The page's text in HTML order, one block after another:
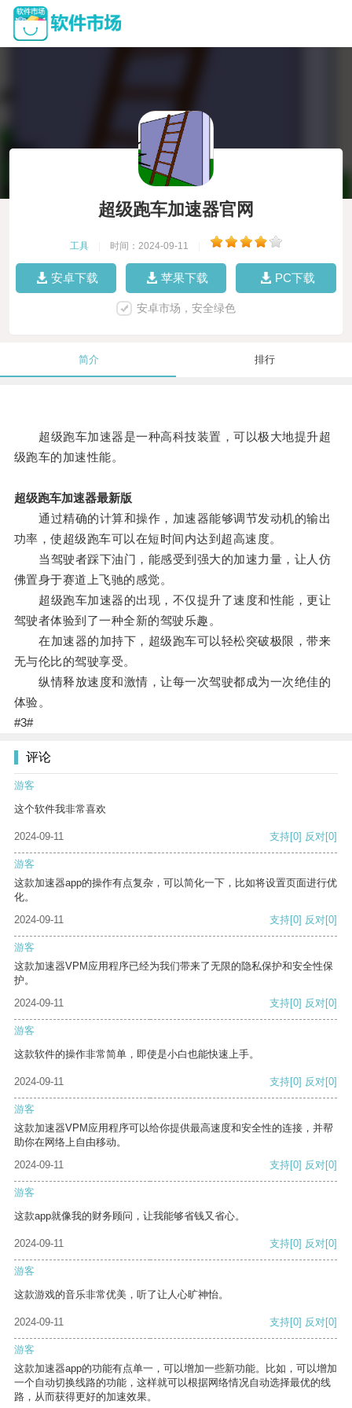
超级跑车加速器官网
工具 时间：2024-09-11
安卓下载 苹果下载 PC下载
安卓市场，安全绿色
简介 排行
超级跑车加速器是一种高科技装置，可以极大地提升超
级跑车的加速性能。
超级跑车加速器最新版
通过精确的计算和操作，加速器能够调节发动机的输出
功率，使超级跑车可以在短时间内达到超高速度。
当驾驶者踩下油门，能感受到强大的加速力量，让人仿
佛置身于赛道上飞驰的感觉。
超级跑车加速器的出现，不仅提升了速度和性能，更让
驾驶者体验到了一种全新的驾驶乐趣。
在加速器的加持下，超级跑车可以轻松突破极限，带来
无与伦比的驾驶享受。
纵情释放速度和激情，让每一次驾驶都成为一次绝佳的
体验。
#3#
评论
游客
这个软件我非常喜欢
2024-09-11 支持[0] 反对[0]
游客
这款加速器app的操作有点复杂，可以简化一下，比如将设置页面进行优
化。
2024-09-11
支持[0] 反对[0]
游客
这款加速器VPM应用程序已经为我们带来了无限的隐私保护和安全性保
护。
2024-09-11
支持[0] 反对[0]
游客
这款软件的操作非常简单，即使是小白也能快速上手。
2024-09-11 支持[0] 反对[0]
游客
这款加速器VPM应用程序可以给你提供最高速度和安全性的连接，并帮
助你在网络上自由移动。
2024-09-11
支持[0] 反对[0]
游客
这款app就像我的财务顾问，让我能够省钱又省心。
2024-09-11 支持[0] 反对[0]
游客
这款游戏的音乐非常优美，听了让人心旷神怡。
2024-09-11 支持[0] 反对[0]
游客
这款加速器app的功能有点单一，可以增加一些新功能。比如，可以增加
一个自动切换线路的功能，这样就可以根据网络情况自动选择最优的线
路，从而获得更好的加速效果。